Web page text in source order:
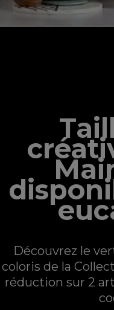
Découvrez le
coloris de la
réduction sur 2